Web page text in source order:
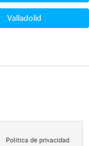
Valladolid
Política de privacidad